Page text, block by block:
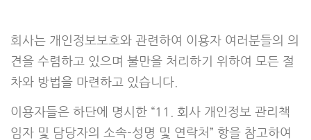
회사는 개인정보보호와 관련하여 이용자 여러분들의 의
견을 수렴하고 있으며 불만을 처리하기 위하여 모든 절
차와 방법을 마련하고 있습니다.
이용자들은 하단에 명시한 “11. 회사 개인정보 관리책
임자 및 담당자의 소속-성명 및 연락처” 항을 참고하여